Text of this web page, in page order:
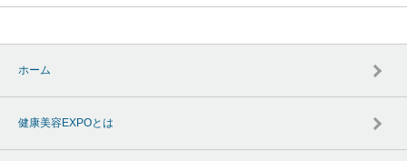
ホーム
健康美容EXPOとは